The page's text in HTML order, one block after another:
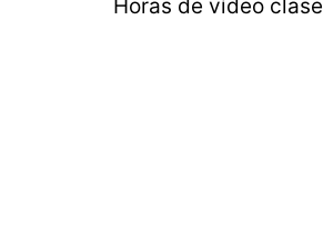
Horas de vídeo clase